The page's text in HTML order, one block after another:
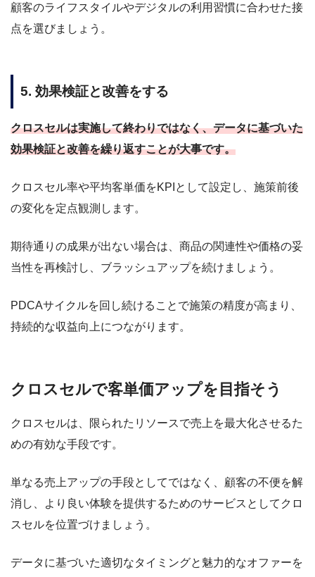
顧客のライフスタイルやデジタルの利用習慣に合わせた接
点を選びましょう。
5. 効果検証と改善をする
クロスセルは実施して終わりではなく、データに基づいた
効果検証と改善を繰り返すことが大事です。
クロスセル率や平均客単価をKPIとして設定し、施策前後
の変化を定点観測します。
期待通りの成果が出ない場合は、商品の関連性や価格の妥
当性を再検討し、ブラッシュアップを続けましょう。
PDCAサイクルを回し続けることで施策の精度が高まり、
持続的な収益向上につながります。
クロスセルで客単価アップを目指そう
クロスセルは、限られたリソースで売上を最大化させるた
めの有効な手段です。
単なる売上アップの手段としてではなく、顧客の不便を解
消し、より良い体験を提供するためのサービスとしてクロ
スセルを位置づけましょう。
データに基づいた適切なタイミングと魅力的なオファーを